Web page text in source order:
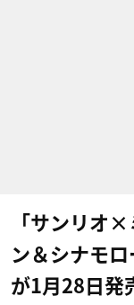
「サンリオ×
ン＆シナモ
が1月28日発